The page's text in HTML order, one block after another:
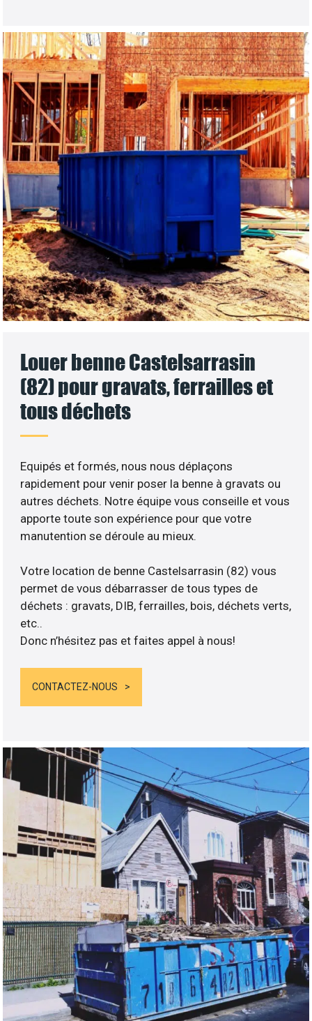
Louer benne Castelsarrasin
(82) pour gravats, ferrailles et
tous déchets
Equipés et formés, nous nous déplaçons
rapidement pour venir poser la benne à gravats ou
autres déchets. Notre équipe vous conseille et vous
apporte toute son expérience pour que votre
manutention se déroule au mieux.
Votre location de benne Castelsarrasin (82) vous
permet de vous débarrasser de tous types de
déchets : gravats, DIB, ferrailles, bois, déchets verts,
etc..
Donc n’hésitez pas et faites appel à nous!
CONTACTEZ-NOUS